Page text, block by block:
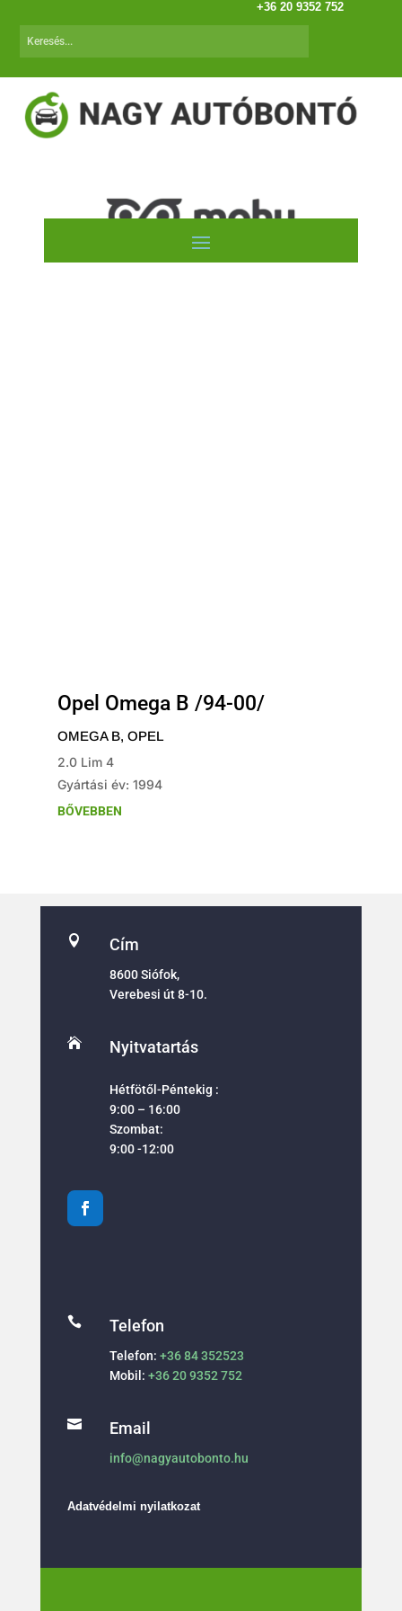
+36 20 9352 752
Opel Omega B /94-00/
OMEGA B, OPEL
2.0 Lim 4
Gyártási év: 1994
BŐVEBBEN
 Cím
8600 Siófok,
Verebesi út 8-10.
 Nyitvatartás
Hétfötől-Péntekig :
9:00 – 16:00
Szombat:
9:00 -12:00
 Telefon
Telefon: +36 84 352523
Mobil: +36 20 9352 752
 Email
info@nagyautobonto.hu
Adatvédelmi nyilatkozat